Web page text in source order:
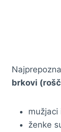
brkovi
mužjaci
ženke